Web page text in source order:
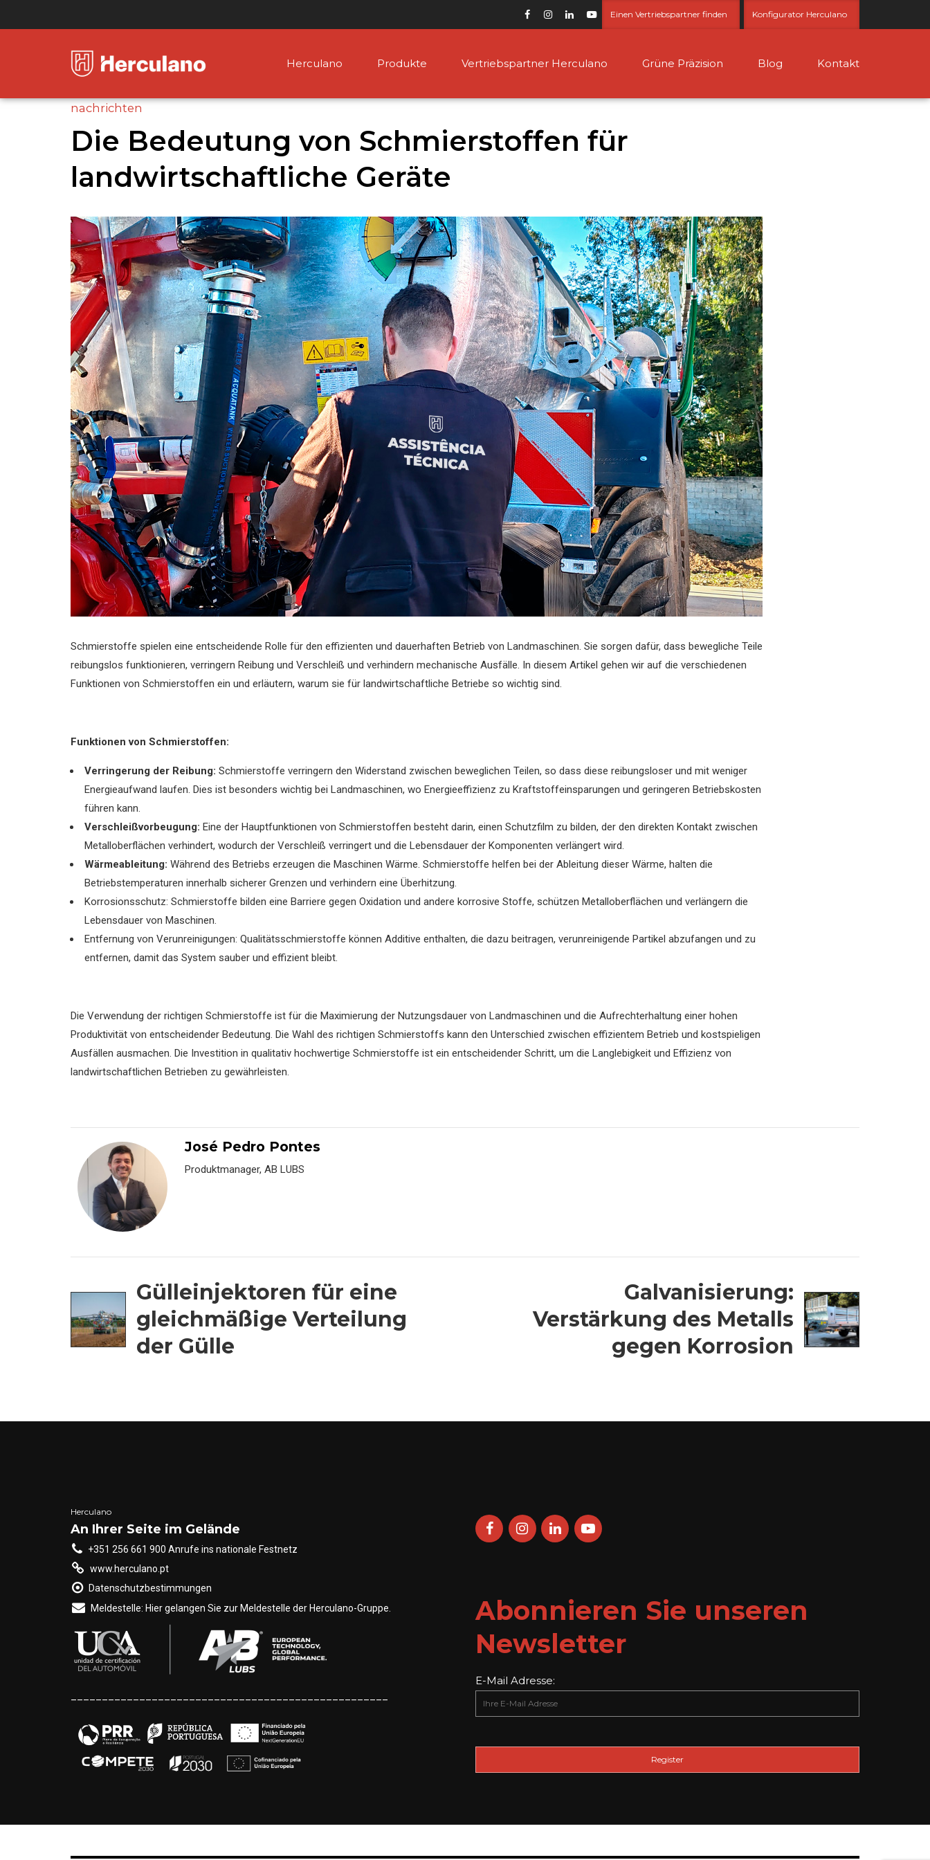
Einen Vertriebspartner finden Konfigurator Herculano
Herculano Produkte
Forstmaterial
Vertriebspartner Herculano Grüne Präzision Blog Kontakt
nachrichten
Die Bedeutung von Schmierstoffen für
landwirtschaftliche Geräte
Schmierstoffe spielen eine entscheidende Rolle für den effizienten und dauerhaften Betrieb von Landmaschinen. Sie sorgen dafür, dass bewegliche Teile
reibungslos funktionieren, verringern Reibung und Verschleiß und verhindern mechanische Ausfälle. In diesem Artikel gehen wir auf die verschiedenen
Funktionen von Schmierstoffen ein und erläutern, warum sie für landwirtschaftliche Betriebe so wichtig sind.
Funktionen von Schmierstoffen:
Verringerung der Reibung: Schmierstoffe verringern den Widerstand zwischen beweglichen Teilen, so dass diese reibungsloser und mit weniger
Energieaufwand laufen. Dies ist besonders wichtig bei Landmaschinen, wo Energieeffizienz zu Kraftstoffeinsparungen und geringeren Betriebskosten
führen kann.
Verschleißvorbeugung: Eine der Hauptfunktionen von Schmierstoffen besteht darin, einen Schutzfilm zu bilden, der den direkten Kontakt zwischen
Metalloberflächen verhindert, wodurch der Verschleiß verringert und die Lebensdauer der Komponenten verlängert wird.
Wärmeableitung: Während des Betriebs erzeugen die Maschinen Wärme. Schmierstoffe helfen bei der Ableitung dieser Wärme, halten die
Betriebstemperaturen innerhalb sicherer Grenzen und verhindern eine Überhitzung.
Korrosionsschutz: Schmierstoffe bilden eine Barriere gegen Oxidation und andere korrosive Stoffe, schützen Metalloberflächen und verlängern die
Lebensdauer von Maschinen.
Entfernung von Verunreinigungen: Qualitätsschmierstoffe können Additive enthalten, die dazu beitragen, verunreinigende Partikel abzufangen und zu
entfernen, damit das System sauber und effizient bleibt.
Die Verwendung der richtigen Schmierstoffe ist für die Maximierung der Nutzungsdauer von Landmaschinen und die Aufrechterhaltung einer hohen
Produktivität von entscheidender Bedeutung. Die Wahl des richtigen Schmierstoffs kann den Unterschied zwischen effizientem Betrieb und kostspieligen
Ausfällen ausmachen. Die Investition in qualitativ hochwertige Schmierstoffe ist ein entscheidender Schritt, um die Langlebigkeit und Effizienz von
landwirtschaftlichen Betrieben zu gewährleisten.
José Pedro Pontes
Produktmanager, AB LUBS
Gülleinjektoren für eine
gleichmäßige Verteilung
der Gülle
Galvanisierung:
Verstärkung des Metalls
gegen Korrosion
Herculano
An Ihrer Seite im Gelände
+351 256 661 900 Anrufe ins nationale Festnetz
www.herculano.pt
Datenschutzbestimmungen
Meldestelle: Hier gelangen Sie zur Meldestelle der Herculano-Gruppe.
Abonnieren Sie unseren
Newsletter
E-Mail Adresse: